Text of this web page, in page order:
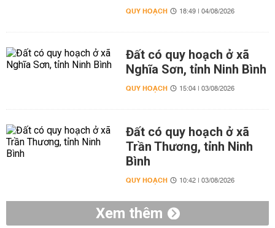
QUY HOẠCH 18:49 | 04/08/2026
Đất có quy hoạch ở xã
Nghĩa Sơn, tỉnh Ninh Bình
QUY HOẠCH 15:04 | 03/08/2026
Đất có quy hoạch ở xã
Trần Thương, tỉnh Ninh
Bình
QUY HOẠCH 10:42 | 03/08/2026
Xem thêm